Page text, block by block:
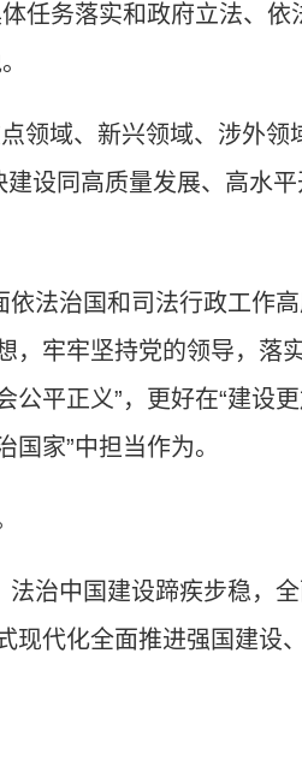
务落实和政府立法、依
域、新兴领域、涉外领
设同高质量发展、高水
法治国和司法行政工作
，牢牢坚持党的领导，落
公平正义”，更好在“建设
家”中担当作为。
治中国建设蹄疾步稳，
现代化全面推进强国建设